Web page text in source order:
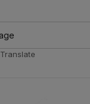
Translate